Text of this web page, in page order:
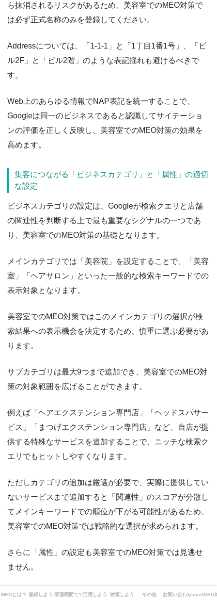
ら抹消されるリスクがあるため、美容室でのMEO対策で
は必ず正式名称のみを登録してください。
Addressについては、「1-1-1」と「1丁目1番1号」、「ビ
ル2F」と「ビル2階」のような表記揺れも避けるべきで
す。
Web上のあらゆる情報でNAP表記を統一することで、
Googleは同一のビジネスであると認識してサイテーショ
ンの評価を正しく反映し、美容室でのMEO対策の効果を
高めます。
集客につながる「ビジネスカテゴリ」と「属性」の適切
な設定
ビジネスカテゴリの設定は、Googleが検索クエリと店舗
の関連性を判断する上で最も重要なシグナルの一つであ
り、美容室でのMEO対策の基礎となります。
メインカテゴリでは「美容院」を設定することで、「美容
室」「ヘアサロン」といった一般的な検索キーワードでの
表示対象となります。
美容室でのMEO対策ではこのメインカテゴリの選択が検
索結果への表示機会を決定するため、慎重に選ぶ必要があ
ります。
サブカテゴリは最大9つまで追加でき、美容室でのMEO対
策の対象範囲を広げることができます。
例えば「ヘアエクステンション専門店」「ヘッドスパサー
ビス」「まつげエクステンション専門店」など、自店が提
供する特殊なサービスを追加することで、ニッチな検索ク
エリでもヒットしやすくなります。
ただしカテゴリの追加は厳選が必要で、実際に提供してい
ないサービスまで追加すると「関連性」のスコアが分散し
てメインキーワードでの順位が下がる可能性があるため、
美容室でのMEO対策では戦略的な選択が求められます。
さらに「属性」の設定も美容室でのMEO対策では見逃せ
ません。
「車椅子対応の入り口」「予約必須」「クレジットカード
MEOとは？ 登録しよう 管理画面でできることは？
活用しよう 対策しよう その他 お問い合わせsmartMEO